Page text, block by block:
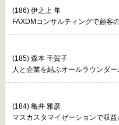
(186) 伊之上 隼
FAXDMコンサルティングで顧客
(185) 森本 千賀子
人と企業を結ぶオールラウンダー
(184) 亀井 雅彦
マスカスタマイゼーションで収